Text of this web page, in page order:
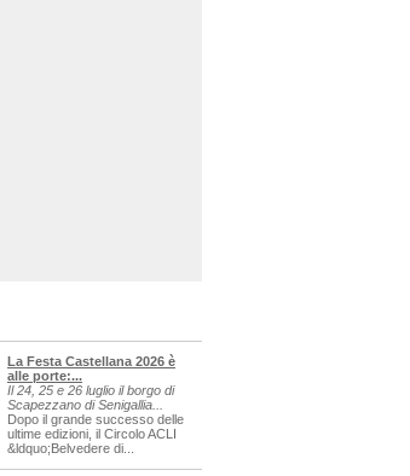
La Festa Castellana 2026 è
alle porte:...
Il 24, 25 e 26 luglio il borgo di
Scapezzano di Senigallia...
Dopo il grande successo delle
ultime edizioni, il Circolo ACLI
&ldquo;Belvedere di...